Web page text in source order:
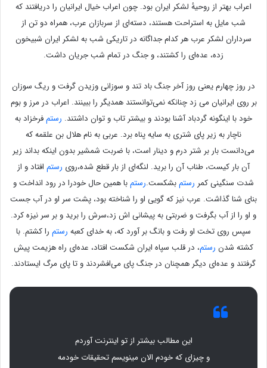
اعراب بهتر از روحیهٔ لشکر ایران بود. چون اعراب خیال ایرانیان را دریافتند که
شب مایل به استراحت هستند، دسته‌ای از سربازان عرب، همراه دو تن از
سرداران لشکر عرب هر کدام جداگانه در تاریکی شب به لشکر ایران شبیخون
زده، عده‌ای را کشتند، و جنگ در تمام شب جریان داشت.
در روز چهارم یعنی روز آخر جنگ باد تند و سوزانی وزیدن گرفت و ریگ سوزان
بر روی ایرانیان می زد چنانکه نمی‌توانستند همدیگر را ببینند. اعراب در مرز و بوم
خود با اینگونه گردباد آشنا بودند و بیشتر تاب و توان داشتند. رستمفرخزاد به
ناچار به زیر پای شتری به سایه پناه برد. عربی به نام هلال بن علقمه که
می‌دانست بار بر شتر درم و دینار است، با ضربت شمشیر بدون اینکه بداند زیر
آن بار کیست، طناب آن را برید. لنگه‌ای از بار قطع شده،روی رستم افتاد و از
شدت سنگینی کمر رستمبشکست.رستمبا همین حال خودرا در رود انداخت و
بنای شنا گذاشت. عرب نیز که گویی او را شناخته بود، پشت سر او در آب جست
و او را از آب بگرفت و ضربتی به پیشانی اش زد،سرش را برید و بر سر نیزه کرد.
سپس روی تخت او رفت و بانگ بر آورد که، به خدای کعبه رستم را کشتم. با
کشته شدن رستم، در قلب سپاه ایران شکست افتاد، عده‌ای راه هزیمت پیش
گرفتند و عده‌ای دیگر همچنان در جنگ پای می‌افشردند و تا پای مرگ ایستادند.
این مطالب بیشتر از تو اینترنت آوردم
و چیزای که خودم الان مینویسم تحقیقات خودمه